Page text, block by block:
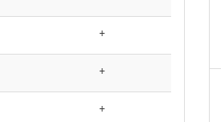
+
+
+